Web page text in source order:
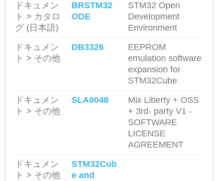
ドキュメン
ト > カタロ
グ (日本語)
BRSTM32
ODE
STM32 Open
Development
Environment
ドキュメン
ト > その他
DB3326
EEPROM
emulation software
expansion for
STM32Cube
ドキュメン
ト > その他
SLA0048
Mix Liberty + OSS
+ 3rd- party V1 -
SOFTWARE
LICENSE
AGREEMENT
ドキュメン
ト > その他
STM32Cub
e and